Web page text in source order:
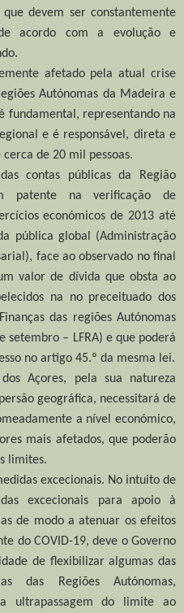
devem ser constantemente
acordo com a evolução e
afetado pela atual crise
Autónomas da Madeira e
fundamental, representando na
e é responsável, direta e
de 20 mil pessoas.
contas públicas da Região
patente na verificação de
económicos de 2013 até
pública global (Administração
face ao observado no final
valor de dívida que obsta ao
na no preceituado dos
das regiões Autónomas
setembro – LFRA) e que poderá
no artigo 45.º da mesma lei.
Açores, pela sua natureza
geográfica, necessitará de
a nível económico,
mais afetados, que poderão
limites.
excecionais. No intuito de
excecionais para apoio à
de modo a atenuar os efeitos
do COVID-19, deve o Governo
de flexibilizar algumas das
das Regiões Autónomas,
a ultrapassagem do limite ao